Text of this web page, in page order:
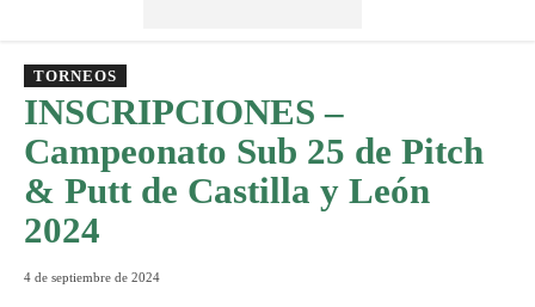
TORNEOS
INSCRIPCIONES –
Campeonato Sub 25 de Pitch
& Putt de Castilla y León
2024
4 de septiembre de 2024